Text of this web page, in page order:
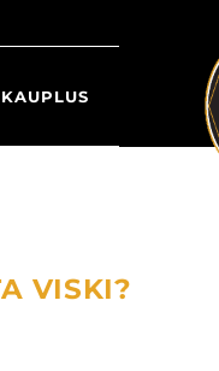
KAUPLUS
VISKI?